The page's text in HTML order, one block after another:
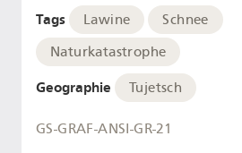
Tags Lawine
Schnee
Naturkatastrophe
Geographie Tujetsch
GS-GRAF-ANSI-GR-21